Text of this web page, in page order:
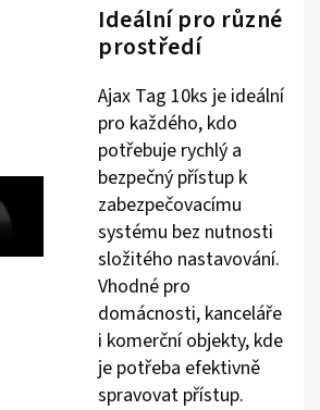
Ideální pro různé
prostředí
Ajax Tag 10ks je ideální
pro každého, kdo
potřebuje rychlý a
bezpečný přístup k
zabezpečovacímu
systému bez nutnosti
složitého nastavování.
Vhodné pro
domácnosti, kanceláře
i komerční objekty, kde
je potřeba efektivně
spravovat přístup.